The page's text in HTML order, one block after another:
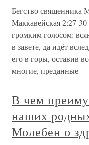
Бегство священника
Маккавейская 2:27-
громким голосом:
в завете, да идёт
его в горы, оставив
многие, преданные
В чем
наших
Молебен о